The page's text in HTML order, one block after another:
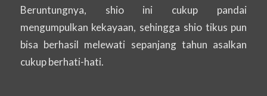
Beruntungnya, shio ini cukup pandai
mengumpulkan kekayaan, sehingga shio tikus pun
bisa berhasil melewati sepanjang tahun asalkan
cukup berhati-hati.